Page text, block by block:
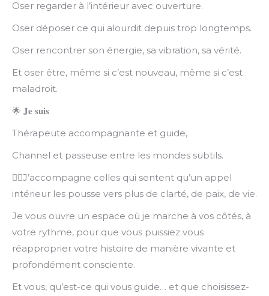
Oser regarder à l’intérieur avec ouverture.
Oser déposer ce qui alourdit depuis trop longtemps.
Oser rencontrer son énergie, sa vibration, sa vérité.
Et oser être, même si c’est nouveau, même si c’est
maladroit.
🌟 𝐉𝐞 𝐬𝐮𝐢𝐬
Thérapeute accompagnante et guide,
Channel et passeuse entre les mondes subtils.
🧚‍♀️J’accompagne celles qui sentent qu’un appel
intérieur les pousse vers plus de clarté, de paix, de vie.
Je vous ouvre un espace où je marche à vos côtés, à
votre rythme, pour que vous puissiez vous
réapproprier votre histoire de manière vivante et
profondément consciente.
Et vous, qu’est-ce qui vous guide… et que choisissez-